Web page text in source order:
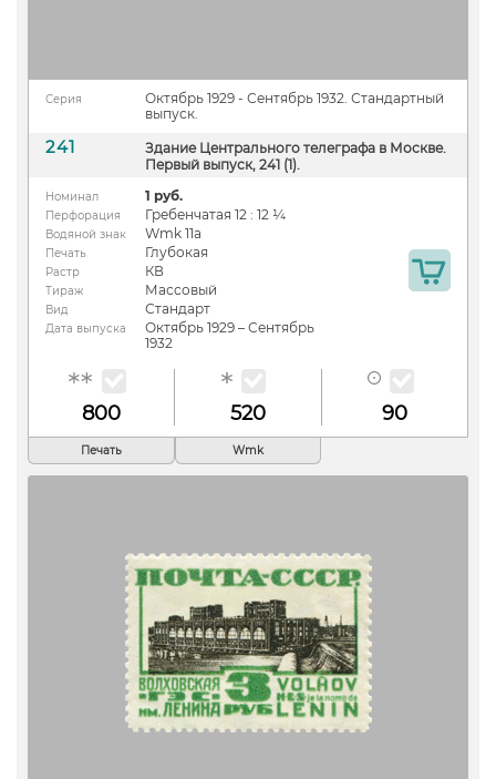
Серия
Октябрь 1929 - Сентябрь 1932. Стандартный
выпуск.
241
Здание Центрального телеграфа в Москве.
Первый выпуск, 241 (1).
Номинал 1 руб.
Перфорация Гребенчатая 12 : 12 ¼
Водяной знак Wmk 11a
Печать Глубокая
Растр КВ
Тираж Массовый
Вид Стандарт
Дата выпуска
Октябрь 1929 – Сентябрь
1932
800 520 90
Печать Wmk